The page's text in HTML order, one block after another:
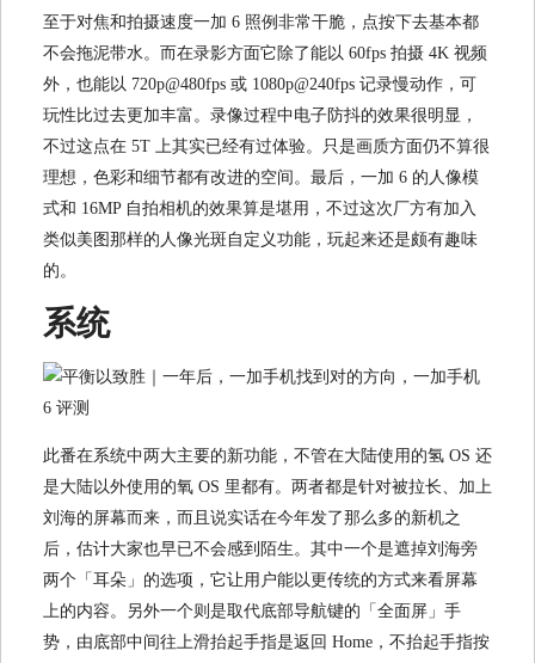
至于对焦和拍摄速度一加 6 照例非常干脆，点按下去基本都
不会拖泥带水。而在录影方面它除了能以 60fps 拍摄 4K 视频
外，也能以 720p@480fps 或 1080p@240fps 记录慢动作，可
玩性比过去更加丰富。录像过程中电子防抖的效果很明显，
不过这点在 5T 上其实已经有过体验。只是画质方面仍不算很
理想，色彩和细节都有改进的空间。最后，一加 6 的人像模
式和 16MP 自拍相机的效果算是堪用，不过这次厂方有加入
类似美图那样的人像光斑自定义功能，玩起来还是颇有趣味
的。
系统
此番在系统中两大主要的新功能，不管在大陆使用的氢 OS 还
是大陆以外使用的氧 OS 里都有。两者都是针对被拉长、加上
刘海的屏幕而来，而且说实话在今年发了那么多的新机之
后，估计大家也早已不会感到陌生。其中一个是遮掉刘海旁
两个「耳朵」的选项，它让用户能以更传统的方式来看屏幕
上的内容。另外一个则是取代底部导航键的「全面屏」手
势，由底部中间往上滑抬起手指是返回 Home，不抬起手指按